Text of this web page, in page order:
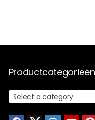
Productcategorieën
Select a category